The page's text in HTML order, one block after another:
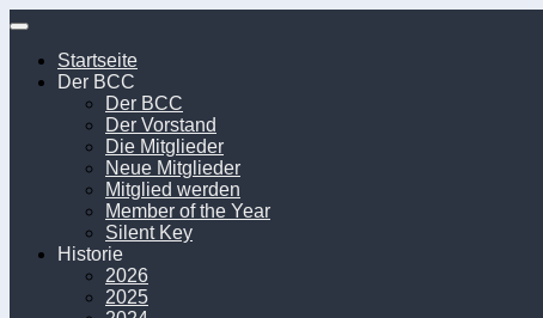
Unter
Inhalt
Startseite
Der BCC
Der BCC
Der Vorstand
Die Mitglieder
Neue Mitglieder
Mitglied werden
Member of the Year
Silent Key
Historie
2026
2025